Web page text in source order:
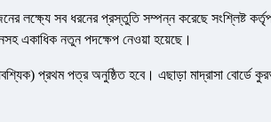
লক্ষ্যে সব ধরনের প্রস্তুতি সম্পন্ন করেছে সংশ্লিষ্ট
একাধিক নতুন পদক্ষেপ নেওয়া হয়েছে।
প্রথম পত্র অনুষ্ঠিত হবে। এছাড়া মাদ্রাসা বোর্ডে